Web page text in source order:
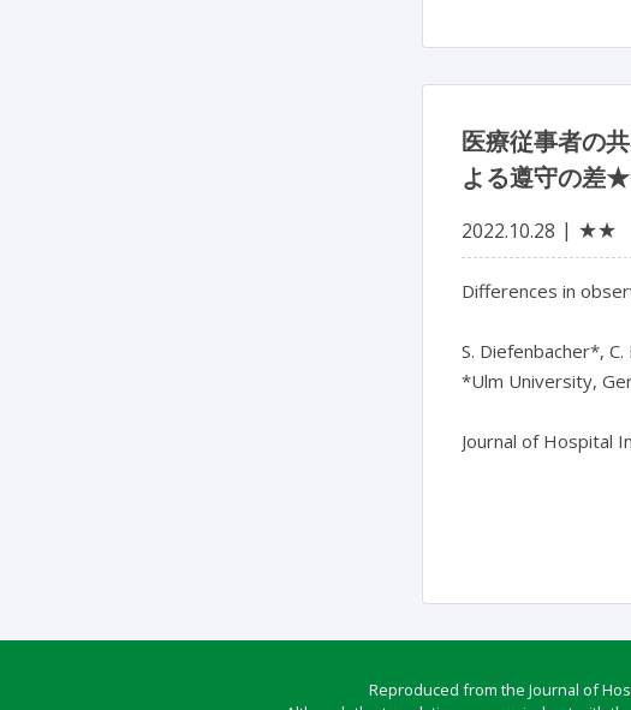
医療従事者の
よる遵守の差
2022.10.28 ★★
Differences in
S. Diefenbacher*, C.
*Ulm University,
Journal of Hospital
Reproduced from the Journal of